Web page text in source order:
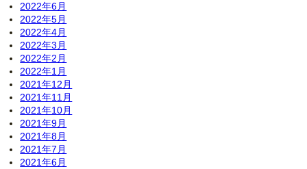
2022年6月
2022年5月
2022年4月
2022年3月
2022年2月
2022年1月
2021年12月
2021年11月
2021年10月
2021年9月
2021年8月
2021年7月
2021年6月